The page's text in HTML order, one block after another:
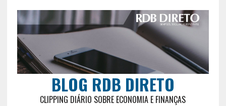
BLOG RDB DIRETO
CLIPPING DIÁRIO SOBRE ECONOMIA E FINANÇAS